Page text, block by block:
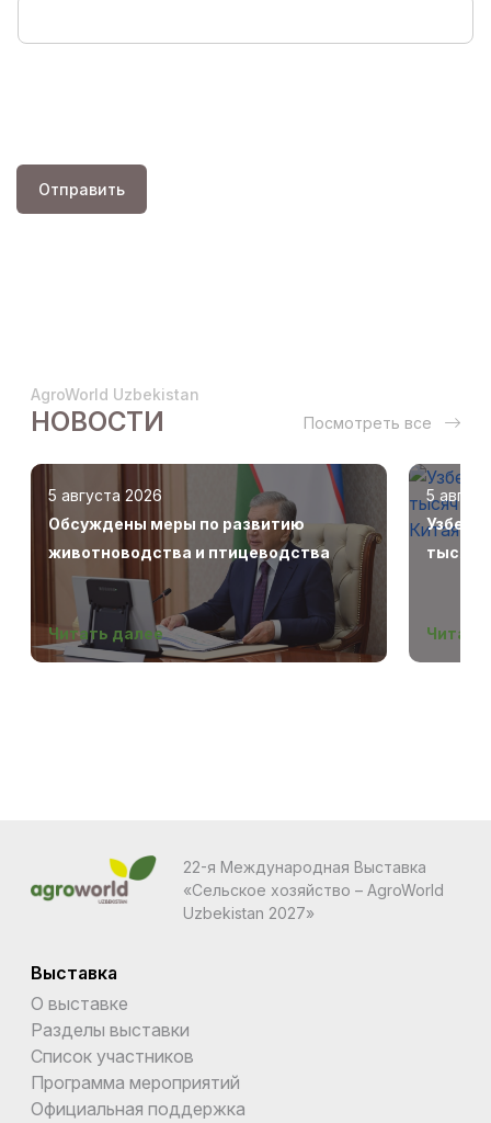
Отправить
AgroWorld Uzbekistan
НОВОСТИ Посмотреть все
5 августа 2026
Обсуждены меры по развитию
животноводства и птицеводства
Читать далее
5
тысяч
Читать
22-я Международная Выставка
«Сельское хозяйство – AgroWorld
Uzbekistan 2027»
Выставка
О выставке
Разделы выставки
Список участников
Программа мероприятий
Официальная поддержка